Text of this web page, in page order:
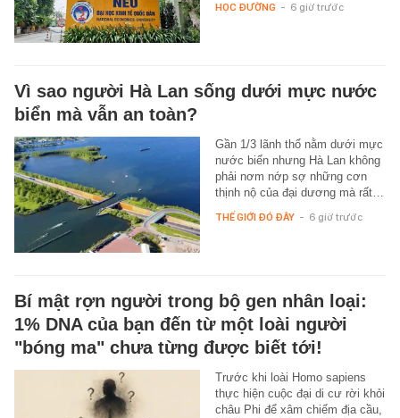
HỌC ĐƯỜNG - 6 giờ trước
Vì sao người Hà Lan sống dưới mực nước
biển mà vẫn an toàn?
Gần 1/3 lãnh thổ nằm dưới mực
nước biển nhưng Hà Lan không
phải nơm nớp sợ những cơn
thịnh nộ của đại dương mà rất…
THẾ GIỚI ĐÓ ĐÂY - 6 giờ trước
Bí mật rợn người trong bộ gen nhân loại:
1% DNA của bạn đến từ một loài người
"bóng ma" chưa từng được biết tới!
Trước khi loài Homo sapiens
thực hiện cuộc đại di cư rời khỏi
châu Phi để xâm chiếm địa cầu,